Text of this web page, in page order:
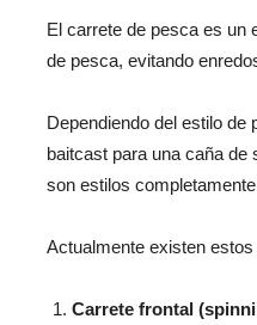
El carrete de pesca es un
de pesca, evitando
Dependiendo del estilo
baitcast para una caña de
son estilos
Actualmente existen
Carrete frontal